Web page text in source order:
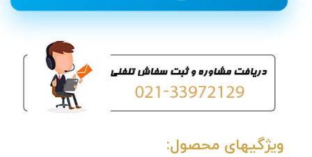
ویژگیهای محصول: